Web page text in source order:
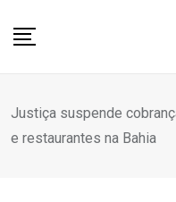
Justiça suspende
e restaurantes na Bahia